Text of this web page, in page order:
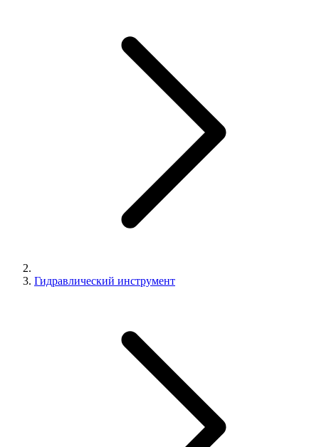
Гидравлический инструмент